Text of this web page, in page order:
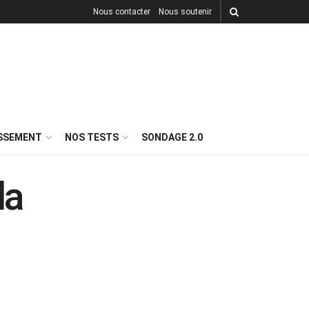
Nous contacter Nous soutenir
NOS TESTS SONDAGE 2.0